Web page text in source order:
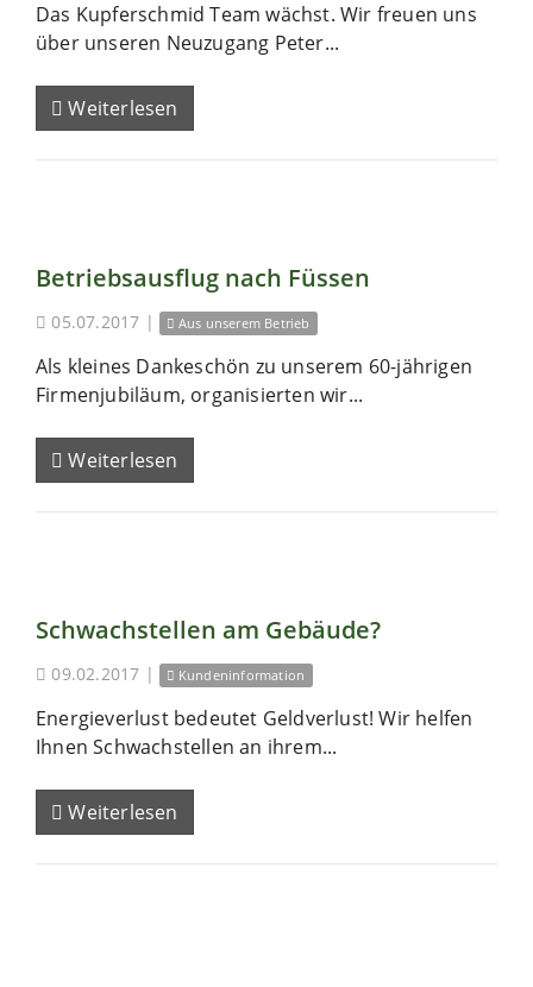
Das Kupferschmid Team wächst. Wir freuen uns
über unseren Neuzugang Peter...
Weiterlesen
Betriebsausflug nach Füssen
05.07.2017 | Aus unserem Betrieb
Als kleines Dankeschön zu unserem 60-jährigen
Firmenjubiläum, organisierten wir...
Weiterlesen
Schwachstellen am Gebäude?
09.02.2017 | Kundeninformation
Energieverlust bedeutet Geldverlust! Wir helfen
Ihnen Schwachstellen an ihrem...
Weiterlesen